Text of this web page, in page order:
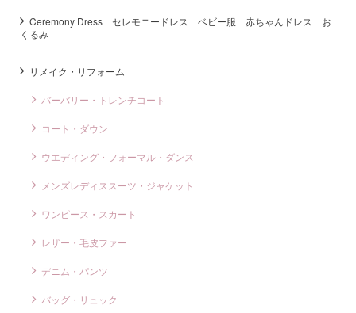
Ceremony Dress セレモニードレス ベビー服 赤ちゃんドレス お
くるみ
リメイク・リフォーム
バーバリー・トレンチコート
コート・ダウン
ウエディング・フォーマル・ダンス
メンズレディススーツ・ジャケット
ワンピース・スカート
レザー・毛皮ファー
デニム・パンツ
バッグ・リュック